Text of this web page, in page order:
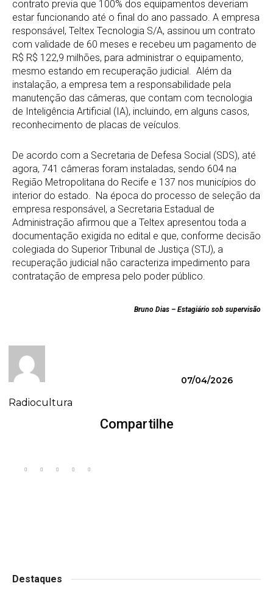
contrato previa que 100% dos equipamentos deveriam
estar funcionando até o final do ano passado. A empresa
responsável, Teltex Tecnologia S/A, assinou um contrato
com validade de 60 meses e recebeu um pagamento de
R$ R$ 122,9 milhões, para administrar o equipamento,
mesmo estando em recuperação judicial. Além da
instalação, a empresa tem a responsabilidade pela
manutenção das câmeras, que contam com tecnologia
de Inteligência Artificial (IA), incluindo, em alguns casos,
reconhecimento de placas de veículos.
De acordo com a Secretaria de Defesa Social (SDS), até
agora, 741 câmeras foram instaladas, sendo 604 na
Região Metropolitana do Recife e 137 nos municípios do
interior do estado. Na época do processo de seleção da
empresa responsável, a Secretaria Estadual de
Administração afirmou que a Teltex apresentou toda a
documentação exigida no edital e que, conforme decisão
colegiada do Superior Tribunal de Justiça (STJ), a
recuperação judicial não caracteriza impedimento para
contratação de empresa pelo poder público.
Bruno Dias – Estagiário sob supervisão
Radiocultura
07/04/2026
Compartilhe
Destaques